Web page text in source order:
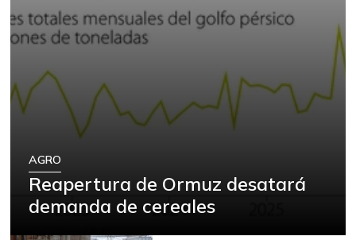
AGRO
Reapertura de Ormuz desatará
demanda de cereales